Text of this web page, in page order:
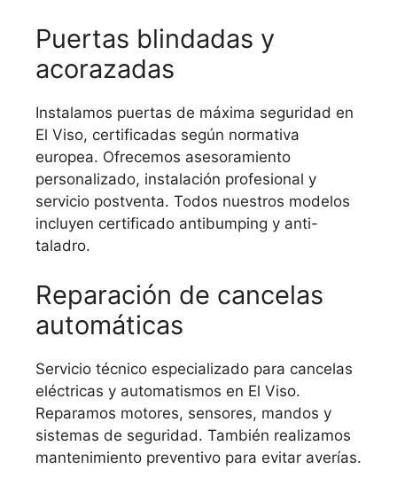
Puertas blindadas y
acorazadas
Instalamos puertas de máxima seguridad en
El Viso, certificadas según normativa
europea. Ofrecemos asesoramiento
personalizado, instalación profesional y
servicio postventa. Todos nuestros modelos
incluyen certificado antibumping y anti-
taladro.
Reparación de cancelas
automáticas
Servicio técnico especializado para cancelas
eléctricas y automatismos en El Viso.
Reparamos motores, sensores, mandos y
sistemas de seguridad. También realizamos
mantenimiento preventivo para evitar averías.